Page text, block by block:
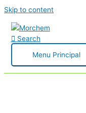
Skip to content
Search
Menu Principal